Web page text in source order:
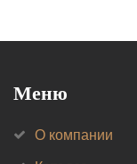
Меню
О компании